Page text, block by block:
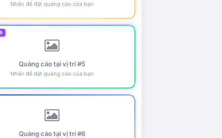
Nhấn để đặt quảng cáo của bạn
Quảng cáo tại vị trí #5
Nhấn để đặt quảng cáo của bạn
Quảng cáo tại vị trí #6